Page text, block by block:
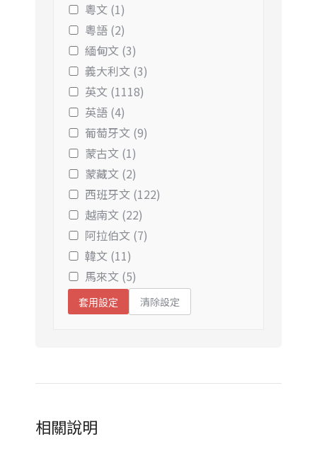
粵文 (1)
粵語 (2)
緬甸文 (3)
義大利文 (3)
英文 (1118)
英語 (4)
葡萄牙文 (9)
蒙古文 (1)
蒙藏文 (2)
西班牙文 (122)
越南文 (22)
阿拉伯文 (7)
韓文 (11)
馬來文 (5)
套用設定 清除設定
相關說明